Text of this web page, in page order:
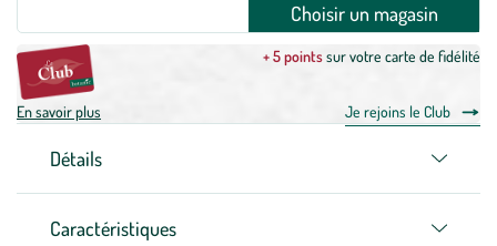
Choisir un magasin
+ 5 pointssur votre carte de fidélité
En savoir plus Je rejoins le Club
Détails
Caractéristiques